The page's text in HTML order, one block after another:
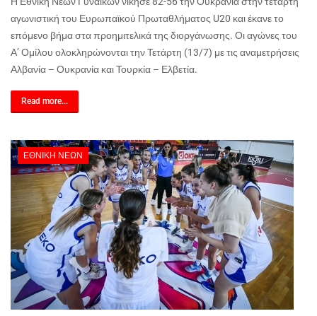
αγωνιστική του Ευρωπαϊκού Πρωταθλήματος U20 και έκανε το
επόμενο βήμα στα προημιτελικά της διοργάνωσης. Οι αγώνες του
Α’ Ομίλου ολοκληρώνονται την Τετάρτη (13/7) με τις αναμετρήσεις
Αλβανία – Ουκρανία και Τουρκία – Ελβετία.
Read more...
ΕΘΝΙΚΉ ΝΈΩΝ